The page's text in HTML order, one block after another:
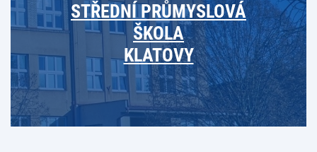
STŘEDNÍ PRŮMYSLOVÁ
ŠKOLA
KLATOVY